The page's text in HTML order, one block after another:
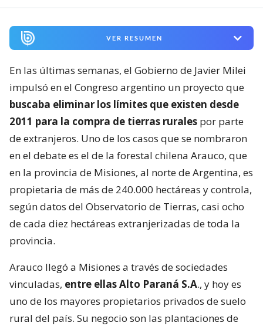
VER RESUMEN
En las últimas semanas, el Gobierno de Javier Milei
impulsó en el Congreso argentino un proyecto que
buscaba eliminar los límites que existen desde
2011 para la compra de tierras rurales por parte
de extranjeros. Uno de los casos que se nombraron
en el debate es el de la forestal chilena Arauco, que
en la provincia de Misiones, al norte de Argentina, es
propietaria de más de 240.000 hectáreas y controla,
según datos del Observatorio de Tierras, casi ocho
de cada diez hectáreas extranjerizadas de toda la
provincia.
Arauco llegó a Misiones a través de sociedades
vinculadas, entre ellas Alto Paraná S.A., y hoy es
uno de los mayores propietarios privados de suelo
rural del país. Su negocio son las plantaciones de